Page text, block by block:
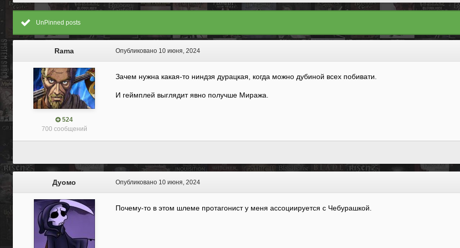
UnPinned posts
Rama
524
700 сообщений
Опубликовано 10 июня, 2024
Зачем нужна какая-то ниндзя дурацкая, когда можно дубиной всех побивати.
И геймплей выглядит явно получше Миража.
Дуомо Опубликовано 10 июня, 2024
Почему-то в этом шлеме протагонист у меня ассоциируется с Чебурашкой.